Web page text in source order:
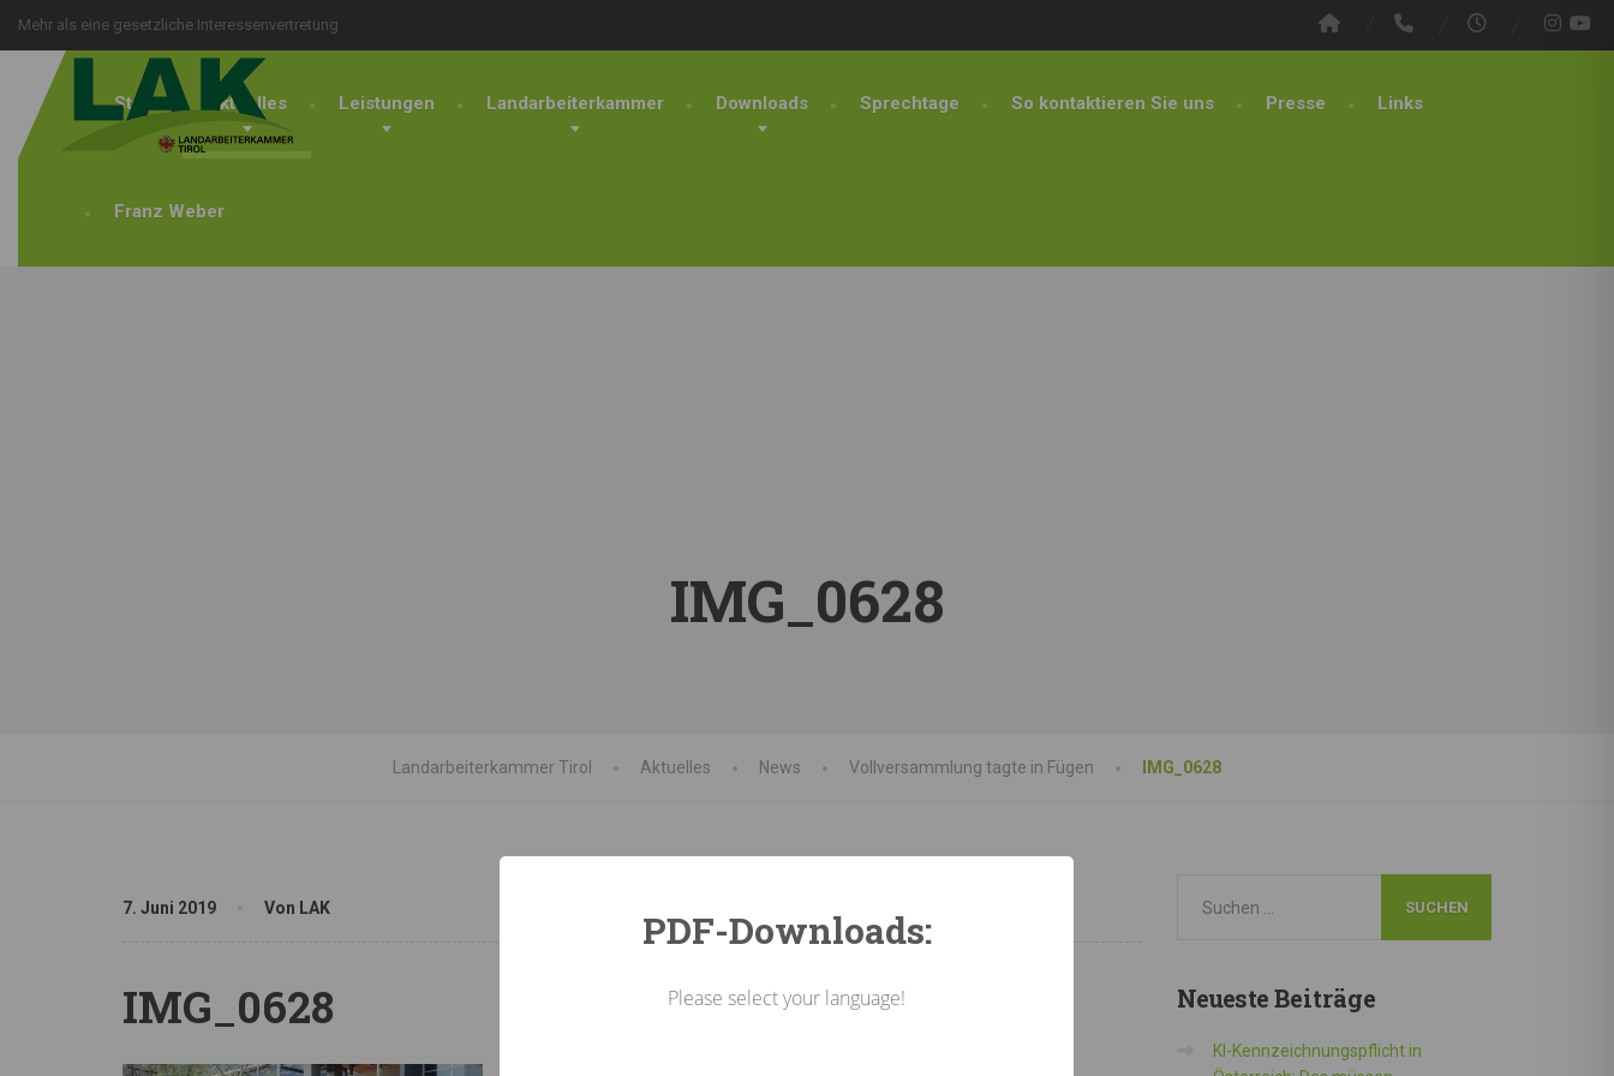
Mehr als eine gesetzliche Interessenvertretung
Start Aktuelles Leistungen Landarbeiterkammer Downloads Sprechtage So kontaktieren Sie uns Presse Links
Franz Weber
IMG_0628
Landarbeiterkammer Tirol Aktuelles News Vollversammlung tagte in Fügen IMG_0628
7. Juni 2019 Von LAK
IMG_0628 NeuesteBeiträge
KI-Kennzeichnungspflicht in
PDF-Downloads:
Please select your language!